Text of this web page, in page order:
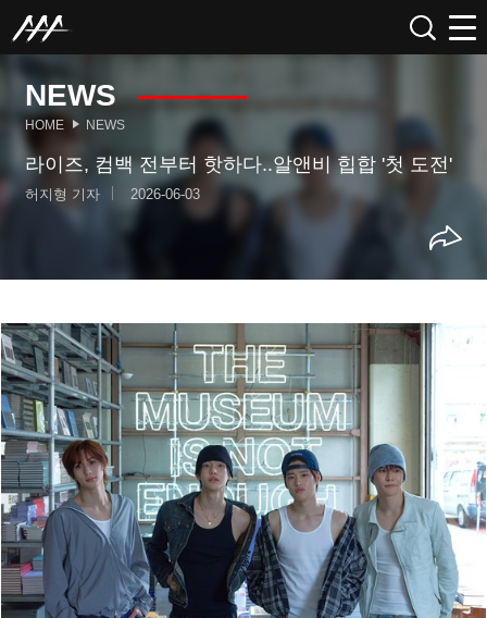
NEWS
HOME NEWS
라이즈, 컴백 전부터 핫하다..알앤비 힙합 '첫 도전'
허지형 기자 2026-06-03